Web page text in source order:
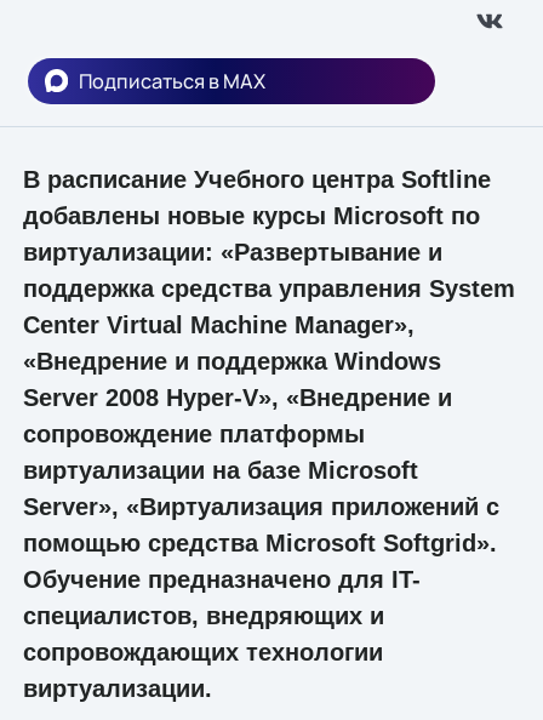
Подписаться в MAX
В расписание Учебного центра Softline
добавлены новые курсы Microsoft по
виртуализации: «Развертывание и
поддержка средства управления System
Center Virtual Machine Manager»,
«Внедрение и поддержка Windows
Server 2008 Hyper-V», «Внедрение и
сопровождение платформы
виртуализации на базе Microsoft
Server», «Виртуализация приложений с
помощью средства Microsoft Softgrid».
Обучение предназначено для IT-
специалистов, внедряющих и
сопровождающих технологии
виртуализации.